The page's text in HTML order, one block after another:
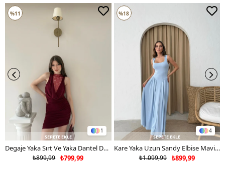
1
SEPETE EKLE
Degaje Yaka Sırt Ve Yaka Dantel Detay Mini Sandy Elbise Bordo 2104
₺799,99
₺899,99
%11
4
SEPETE EKLE
Kare Yaka Uzun Sandy Elbise Mavi 2102
₺899,99
₺1.099,99
%18